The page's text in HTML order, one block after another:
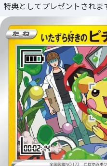
特典としてプレゼントされま